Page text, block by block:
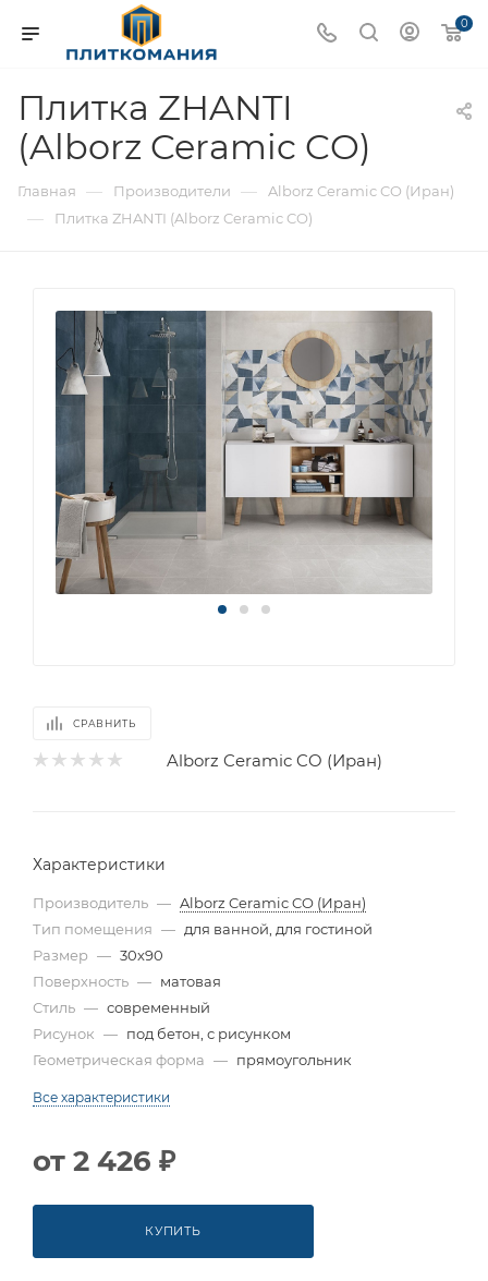
0
Плитка ZHANTI
(Alborz Ceramic CO)
Главная — Производители — Alborz Ceramic CO (Иран)
— Плитка ZHANTI (Alborz Ceramic CO)
СРАВНИТЬ
Alborz Ceramic CO (Иран)
Характеристики
Производитель — Alborz Ceramic CO (Иран)
Тип помещения — для ванной, для гостиной
Размер — 30x90
Поверхность — матовая
Стиль — современный
Рисунок — под бетон, с рисунком
Геометрическая форма — прямоугольник
Все характеристики
от 2 426 ₽
КУПИТЬ